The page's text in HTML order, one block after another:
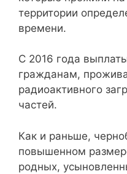
территории
времени.
С 2016 года
гражданам,
радиоактивного
частей.
Как и раньше,
повышенном
родных,